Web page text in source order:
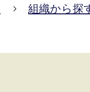
組織から探